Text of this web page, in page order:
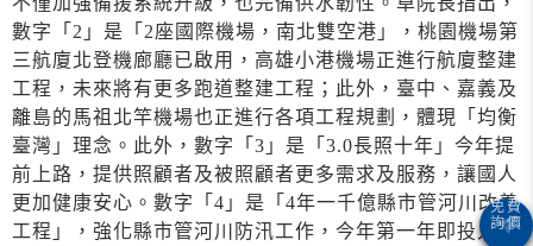
數字「2」是「2座國際機場，南北雙空港」，桃園機場第
三航廈北登機廊廳已啟用，高雄小港機場正進行航廈整建
工程，未來將有更多跑道整建工程；此外，臺中、嘉義及
離島的馬祖北竿機場也正進行各項工程規劃，體現「均衡
臺灣」理念。此外，數字「3」是「3.0長照十年」今年提
前上路，提供照顧者及被照顧者更多需求及服務，讓國人
更加健康安心。數字「4」是「4年一千億縣市管河川改善
工程」，強化縣市管河川防汛工作，今年第一年即投入14